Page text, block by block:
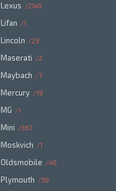
Lexus 2140
Lifan 1
Lincoln 29
Maserati 2
Maybach 7
Mercury 19
MG 1
Mini 367
Moskvich 1
Oldsmobile 40
Plymouth 30